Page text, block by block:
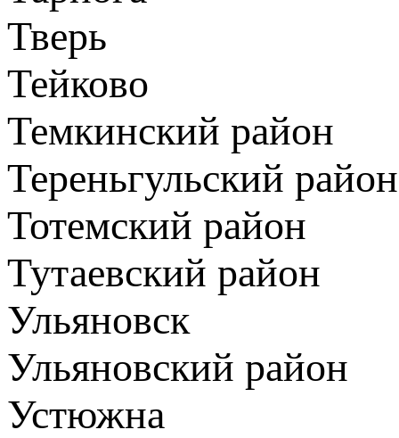
Тверь
Тейково
Темкинский район
Тереньгульский район
Тотемский район
Тутаевский район
Ульяновск
Ульяновский район
Устюжна